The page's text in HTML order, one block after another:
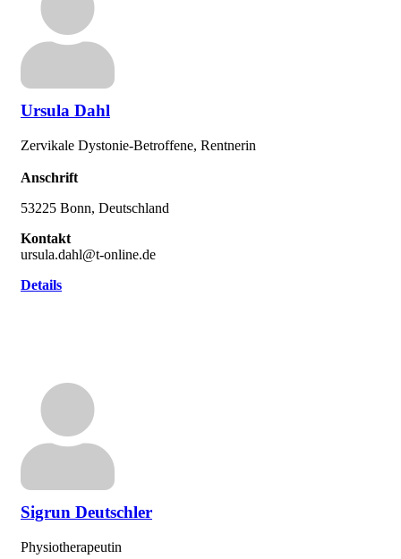
Ursula Dahl
Zervikale Dystonie-Betroffene, Rentnerin
Anschrift
53225 Bonn, Deutschland
Kontakt
ursula.dahl@t-online.de
Details
Sigrun Deutschler
Physiotherapeutin